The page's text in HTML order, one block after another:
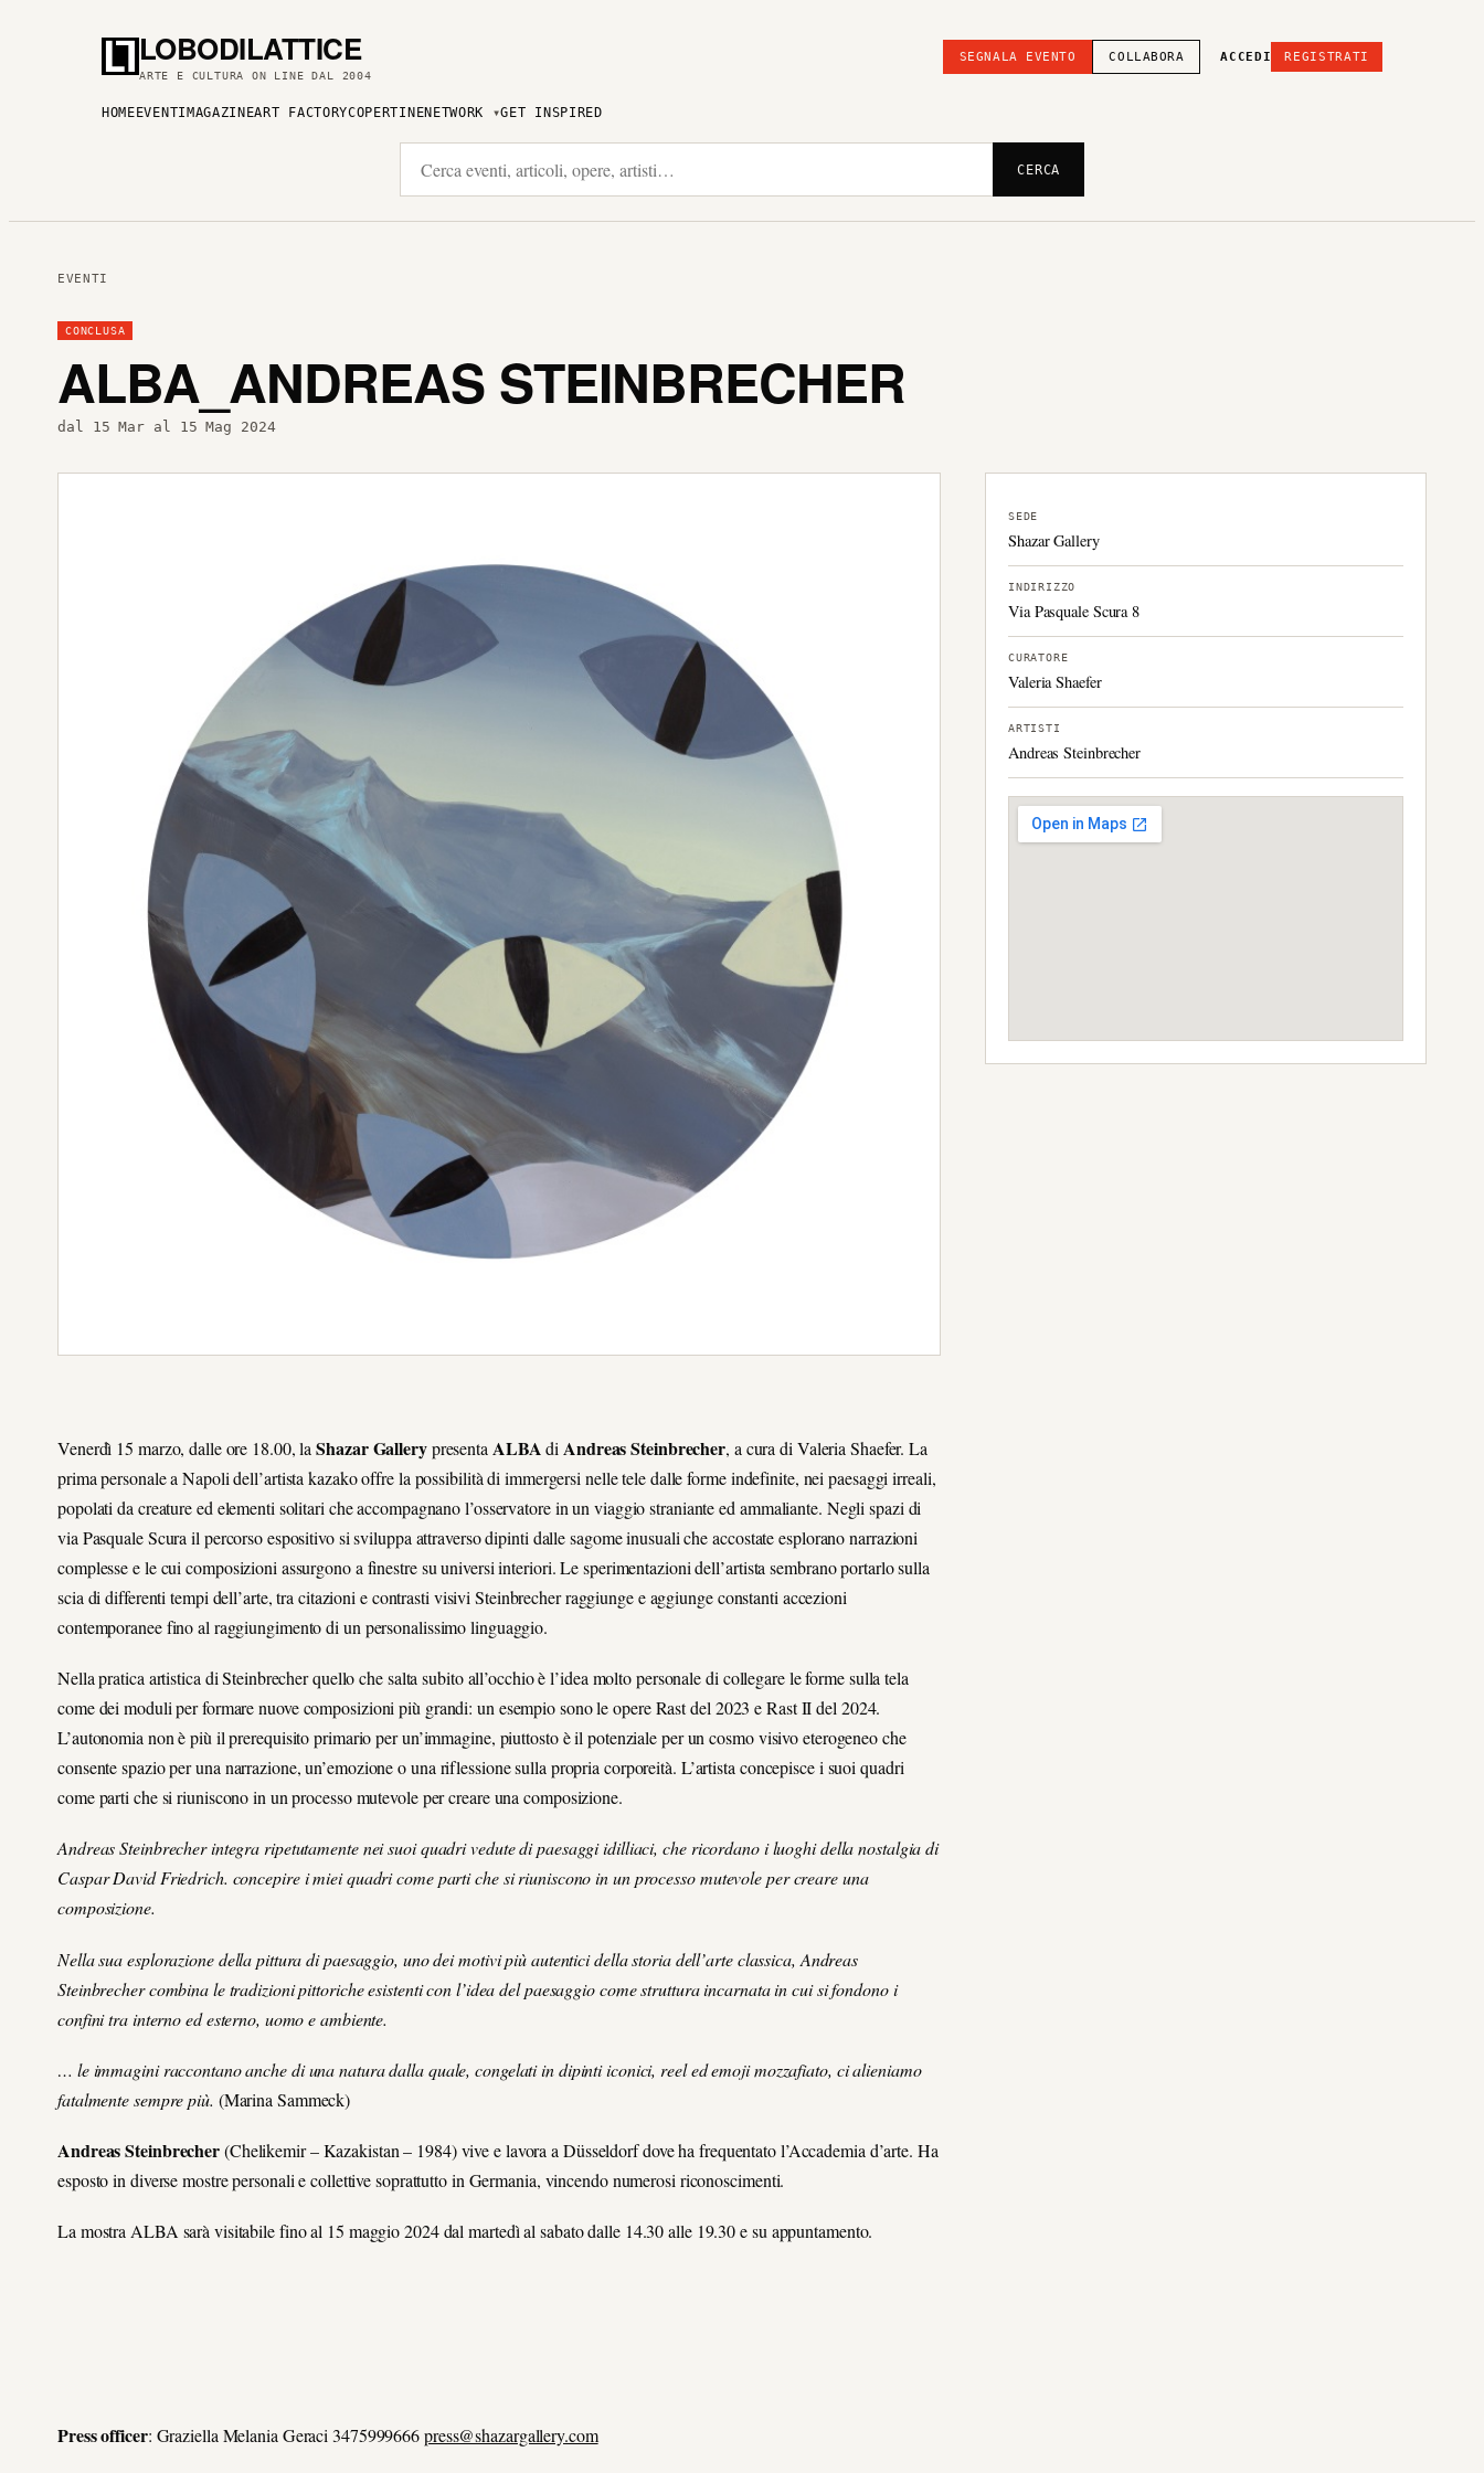
LOBODILATTICE
ARTE E CULTURA ON LINE DAL 2004
SEGNALA EVENTO COLLABORA ACCEDI REGISTRATI
HOME EVENTI MAGAZINEART FACTORYCOPERTINENETWORK GET INSPIRED
CERCA
EVENTI
CONCLUSA
ALBA_ANDREAS STEINBRECHER
dal 15 Mar al 15 Mag 2024
Venerdì 15 marzo, dalle ore 18.00, laShazar Gallerypresenta ALBAdi Andreas Steinbrecher, a cura di Valeria Shaefer. La
prima personale a Napoli dell’artista kazako offre la possibilità di immergersi nelle tele dalle forme indefinite, nei paesaggi irreali,
popolati da creature ed elementi solitari che accompagnano l’osservatore in un viaggio straniante ed ammaliante. Negli spazi di
via Pasquale Scura il percorso espositivo si sviluppa attraverso dipinti dalle sagome inusuali che accostate esplorano narrazioni
complesse e le cui composizioni assurgono a finestre su universi interiori. Le sperimentazioni dell’artista sembrano portarlo sulla
scia di differenti tempi dell’arte, tra citazioni e contrasti visivi Steinbrecher raggiunge e aggiunge constanti accezioni
contemporanee fino al raggiungimento di un personalissimo linguaggio.
Nella pratica artistica di Steinbrecher quello che salta subito all’occhio è l’idea molto personale di collegare le forme sulla tela
come dei moduli per formare nuove composizioni più grandi: un esempio sono le opere Rast del 2023 e Rast II del 2024.
L’autonomia non è più il prerequisito primario per un’immagine, piuttosto è il potenziale per un cosmo visivo eterogeneo che
consente spazio per una narrazione, un’emozione o una riflessione sulla propria corporeità. L’artista concepisce i suoi quadri
come parti che si riuniscono in un processo mutevole per creare una composizione.
Andreas Steinbrecher integra ripetutamente nei suoi quadri vedute di paesaggi idilliaci, che ricordano i luoghi della nostalgia di
Caspar David Friedrich. concepire i miei quadri come parti che si riuniscono in un processo mutevole per creare una
composizione.
Nella sua esplorazione della pittura di paesaggio, uno dei motivi più autentici della storia dell’arte classica, Andreas
Steinbrecher combina le tradizioni pittoriche esistenti con l’idea del paesaggio come struttura incarnata in cui si fondono i
confini tra interno ed esterno, uomo e ambiente.
… le immagini raccontano anche di una natura dalla quale, congelati in dipinti iconici, reel ed emoji mozzafiato, ci alieniamo
fatalmente sempre più. (Marina Sammeck)
Andreas Steinbrecher(Chelikemir – Kazakistan – 1984) vive e lavora a Düsseldorf dove ha frequentato l’Accademia d’arte. Ha
esposto in diverse mostre personali e collettive soprattutto in Germania, vincendo numerosi riconoscimenti.
La mostra ALBA sarà visitabile fino al 15 maggio 2024 dal martedì al sabato dalle 14.30 alle 19.30 e su appuntamento.
Press officer: Graziella Melania Geraci 3475999666press@shazargallery.com
SEDE
Shazar Gallery
INDIRIZZO
Via Pasquale Scura 8
CURATORE
Valeria Shaefer
ARTISTI
Andreas Steinbrecher